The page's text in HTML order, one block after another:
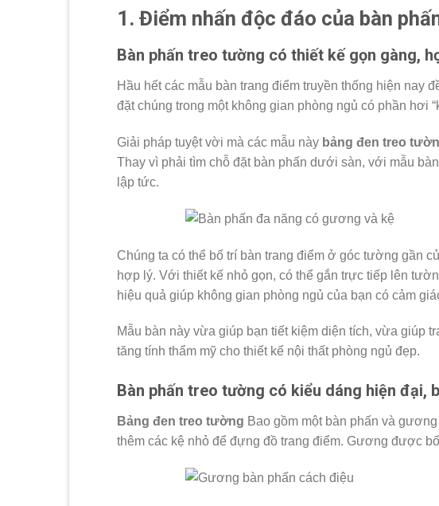
1. Điểm nhấn độc đáo của bàn
Bàn phấn treo tường có thiết kế gọn gàng,
Hầu hết các mẫu bàn trang điểm truyền thống hiện nay
đặt chúng trong một không gian phòng ngủ có phần hơi
Giải pháp tuyệt vời mà các mẫu này bảng đen treo
Thay vì phải tìm chỗ đặt bàn phấn dưới sàn, với mẫu
lập tức.
Chúng ta có thể bố trí bàn trang điểm ở góc tường gần
hợp lý. Với thiết kế nhỏ gọn, có thể gắn trực tiếp lên
hiệu quả giúp không gian phòng ngủ của bạn có cảm
Mẫu bàn này vừa giúp bạn tiết kiệm diện tích, vừa giúp
tăng tính thẩm mỹ cho thiết kế nội thất phòng ngủ đẹp.
Bàn phấn treo tường có kiểu dáng hiện đại,
Bảng đen treo tường Bao gồm một bàn phấn và
thêm các kệ nhỏ để đựng đồ trang điểm. Gương được